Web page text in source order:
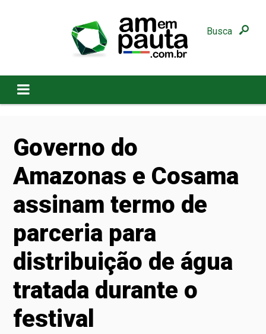
Busca
Governo do
Amazonas e Cosama
assinam termo de
parceria para
distribuição de água
tratada durante o
festival